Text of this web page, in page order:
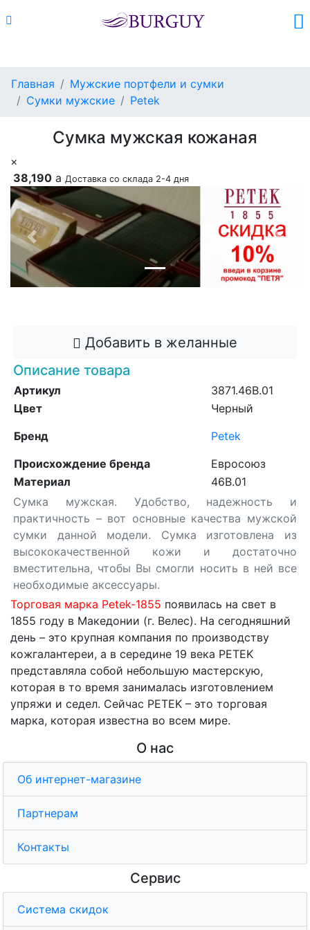
Главная
Мужские портфели и сумки
Сумки мужские
Petek
Сумка мужская кожаная
×
38,190 a Доставка со склада 2-4 дня
Previous
Добавить в желанные
Описание товара
Артикул
3871.46B.01
Цвет
Черный
Бренд
Petek
Происхождение бренда
Евросоюз
Материал
46B.01
Сумка мужская. Удобство, надежность и
практичность – вот основные качества мужской
сумки данной модели. Сумка изготовлена из
высококачественной кожи и достаточно
вместительна, чтобы Вы смогли носить в ней все
необходимые аксессуары.
Торговая марка Petek-1855 появилась на свет в
1855 году в Македонии (г. Велес). На сегодняшний
день – это крупная компания по производству
кожгалантереи, а в середине 19 века PETEK
представляла собой небольшую мастерскую,
которая в то время занималась изготовлением
упряжи и седел. Сейчас PETEK – это торговая
марка, которая известна во всем мире.
О нас
Об интернет-магазине
Партнерам
Контакты
Сервис
Система скидок